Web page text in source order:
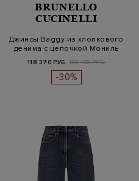
BRUNELLO
CUCINELLI
Джинсы Baggy из хлопкового
денима с цепочкой Мониль
на…
118 370 РУБ. 169 100 РУБ.
-30%